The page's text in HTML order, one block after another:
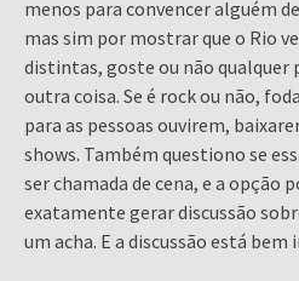
menos para convencer alguém
mas sim por mostrar que o Rio
distintas, goste ou não qualquer
outra coisa. Se é rock ou não,
para as pessoas ouvirem,
shows. Também questiono se
ser chamada de cena, e a opção
exatamente gerar discussão
um acha. E a discussão está